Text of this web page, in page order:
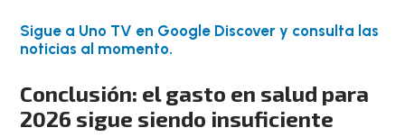
Sigue a Uno TV en Google Discover y consulta las
noticias al momento.
Conclusión: el gasto en salud para
2026 sigue siendo insuficiente